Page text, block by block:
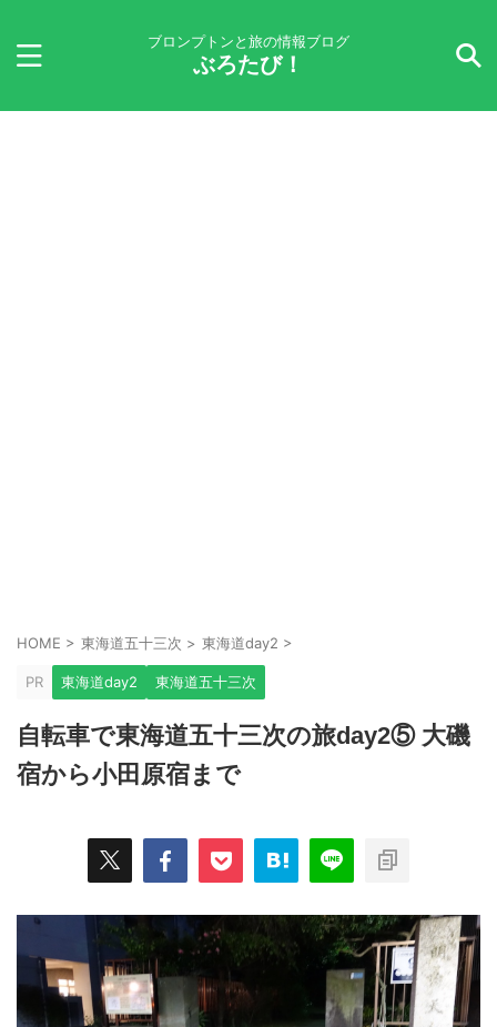
ブロンプトンと旅の情報ブログ
ぶろたび！
HOME > 東海道五十三次 > 東海道day2 >
PR 東海道day2 東海道五十三次
自転車で東海道五十三次の旅day2⑤ 大磯
宿から小田原宿まで